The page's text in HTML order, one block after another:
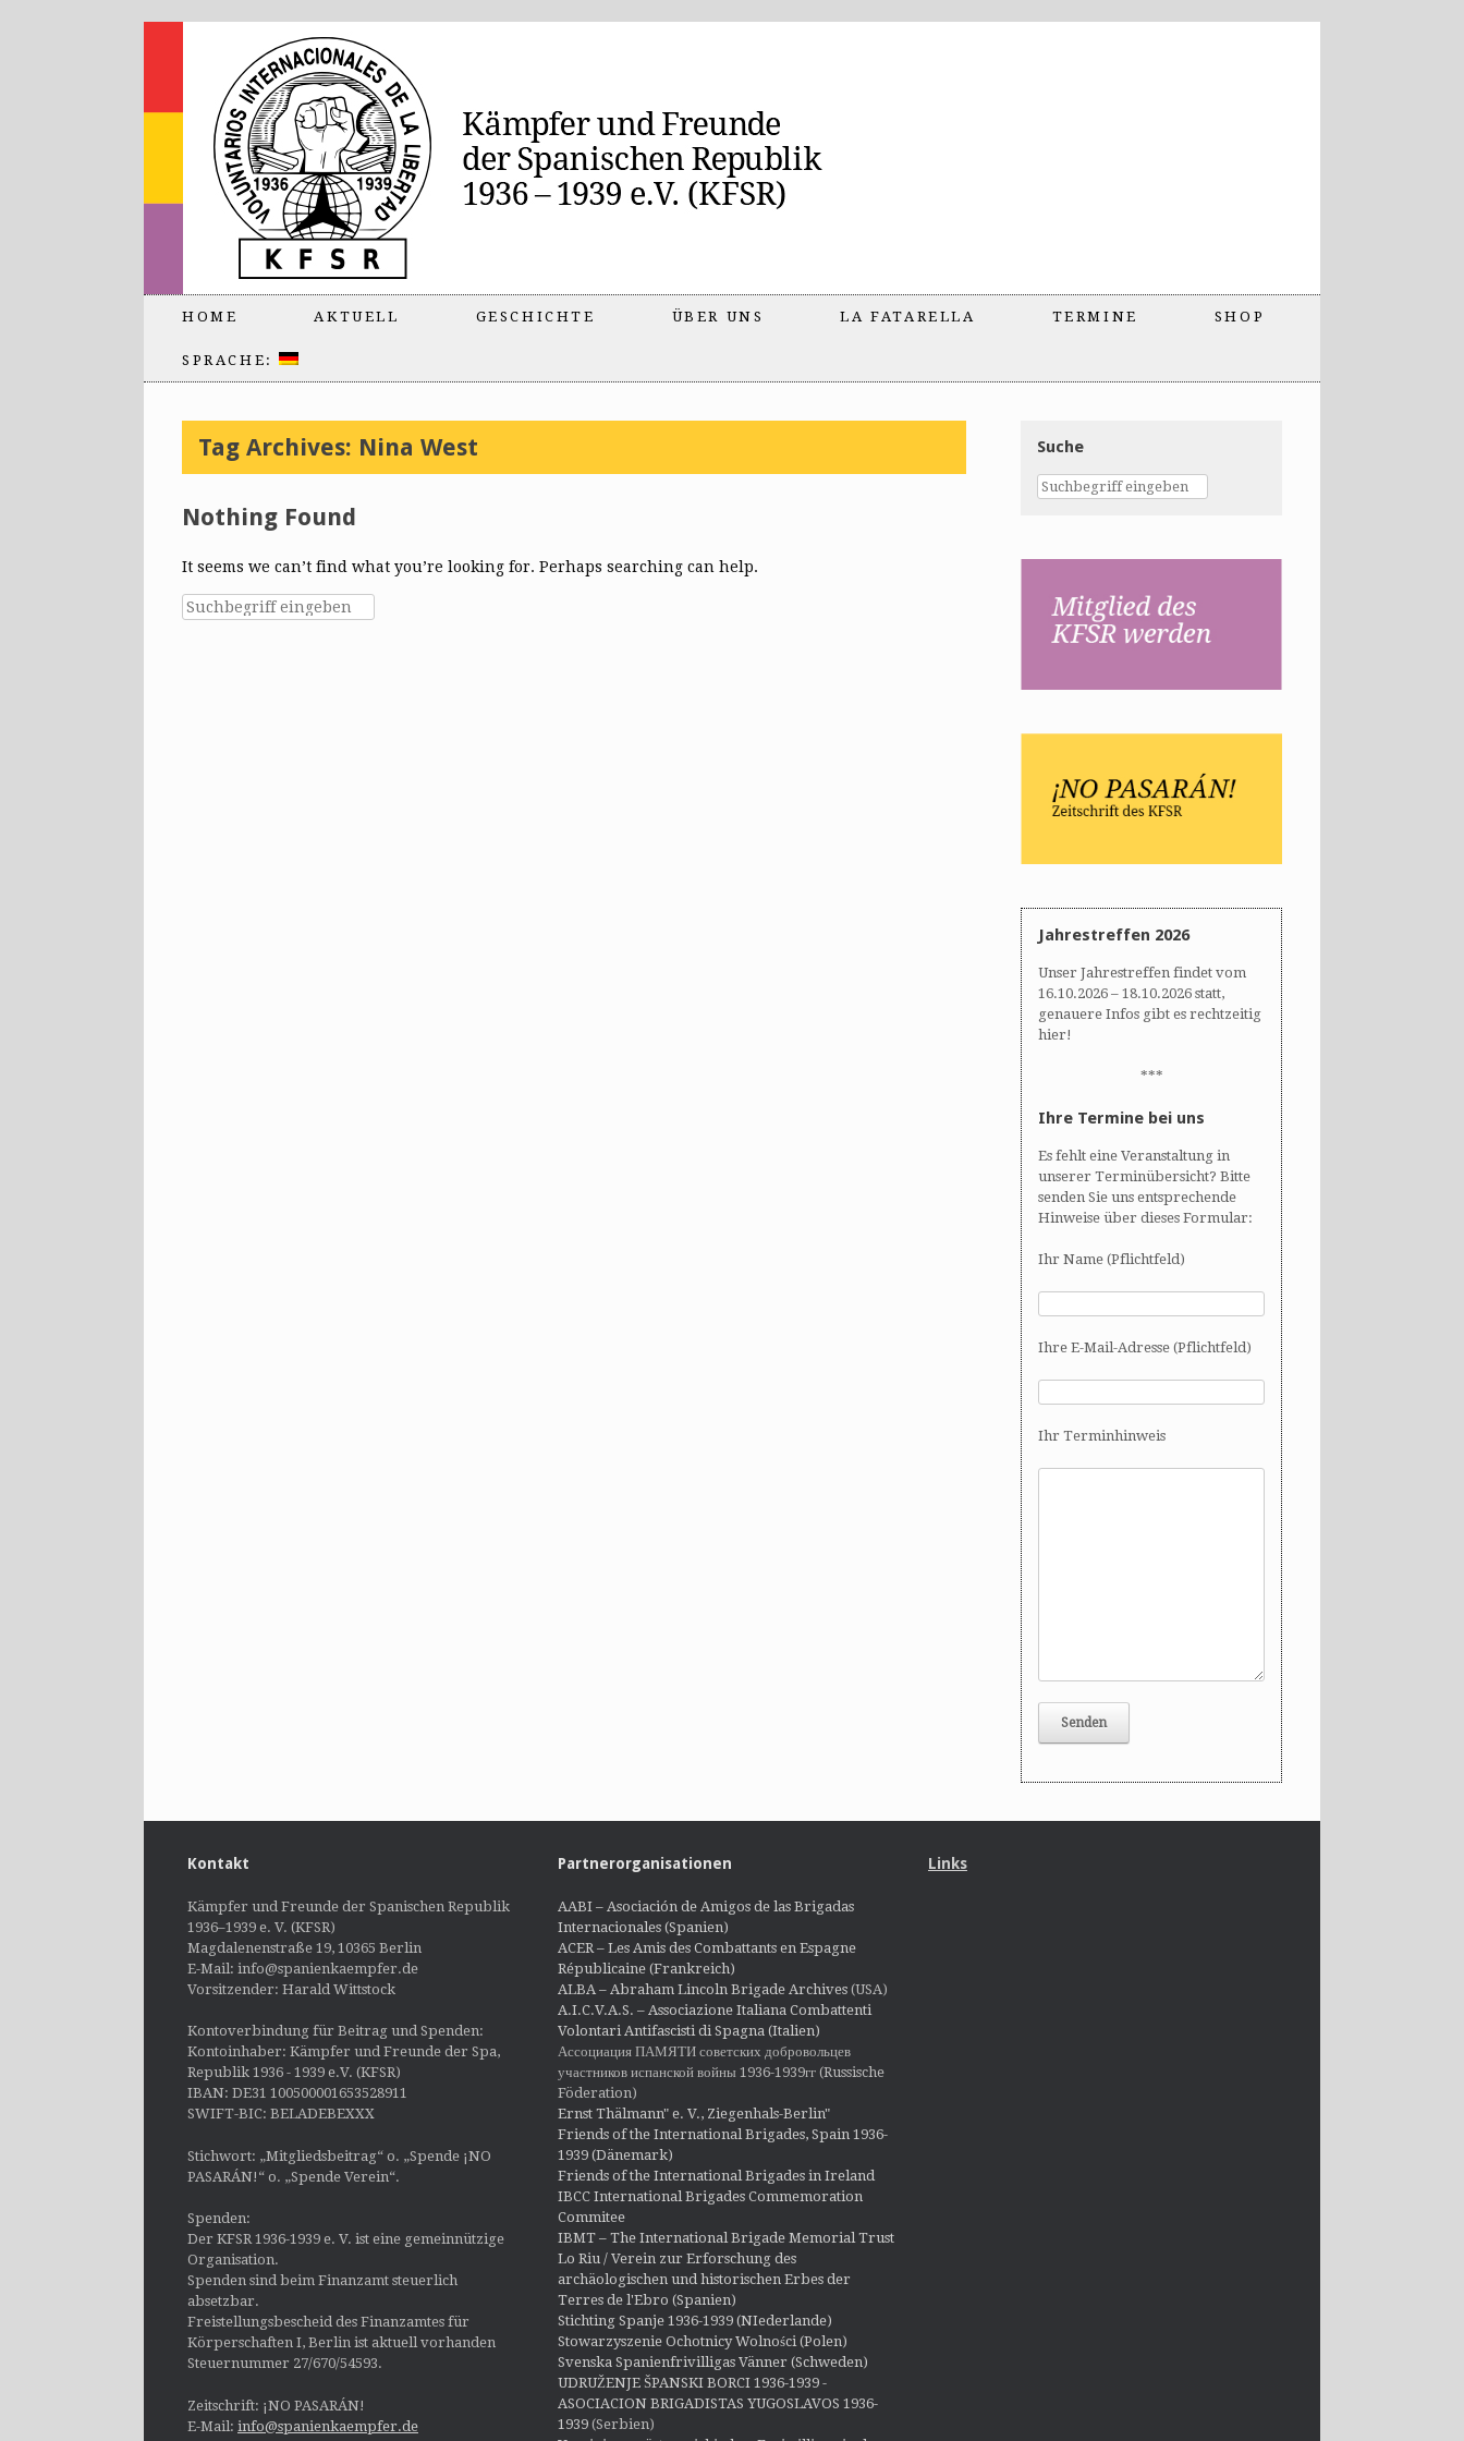
HOME AKTUELL GESCHICHTE ÜBER UNS LA FATARELLA TERMINE SHOP
SPRACHE:
Tag Archives: Nina West
Nothing Found
It seems we can’t find what you’re looking for. Perhaps searching can help.
Suche
Jahrestreffen 2026
Unser Jahrestreffen findet vom
16.10.2026 – 18.10.2026 statt,
genauere Infos gibt es rechtzeitig
hier!
***
Ihre Termine bei uns
Es fehlt eine Veranstaltung in
unserer Terminübersicht? Bitte
senden Sie uns entsprechende
Hinweise über dieses Formular:
Ihr Name (Pflichtfeld)
Ihre E-Mail-Adresse (Pflichtfeld)
Ihr Terminhinweis
Kontakt
Kämpfer und Freunde der Spanischen Republik
1936–1939 e. V. (KFSR)
Magdalenenstraße 19, 10365 Berlin
E-Mail: info@spanienkaempfer.de
Vorsitzender: Harald Wittstock
Kontoverbindung für Beitrag und Spenden:
Kontoinhaber: Kämpfer und Freunde der Spa,
Republik 1936 - 1939 e.V. (KFSR)
IBAN: DE31 100500001653528911
SWIFT-BIC: BELADEBEXXX
Stichwort: „Mitgliedsbeitrag“ o. „Spende ¡NO
PASARÁN!“ o. „Spende Verein“.
Spenden:
Der KFSR 1936-1939 e. V. ist eine gemeinnützige
Organisation.
Spenden sind beim Finanzamt steuerlich
absetzbar.
Freistellungsbescheid des Finanzamtes für
Körperschaften I, Berlin ist aktuell vorhanden
Steuernummer 27/670/54593.
Zeitschrift: ¡NO PASARÁN!
E-Mail: info@spanienkaempfer.de
Partnerorganisationen
AABI – Asociación de Amigos de las Brigadas
Internacionales (Spanien)
ACER – Les Amis des Combattants en Espagne
Républicaine (Frankreich)
ALBA – Abraham Lincoln Brigade Archives(USA)
A.I.C.V.A.S. – Associazione Italiana Combattenti
Volontari Antifascisti di Spagna (Italien)
Ассоциация ПАМЯТИ советских добровольцев
участников испанской войны 1936-1939гг (Russische
Föderation)
Ernst Thälmann" e. V., Ziegenhals-Berlin"
Friends of the International Brigades, Spain 1936-
1939 (Dänemark)
Friends of the International Brigades in Ireland
IBCC International Brigades Commemoration
Commitee
IBMT – The International Brigade Memorial Trust
Lo Riu / Verein zur Erforschung des
archäologischen und historischen Erbes der
Terres de l'Ebro (Spanien)
Stichting Spanje 1936-1939 (NIederlande)
Stowarzyszenie Ochotnicy Wolności (Polen)
Svenska Spanienfrivilligas Vänner (Schweden)
UDRUŽENJE ŠPANSKI BORCI 1936-1939 -
ASOCIACION BRIGADISTAS YUGOSLAVOS 1936-
1939(Serbien)
Links